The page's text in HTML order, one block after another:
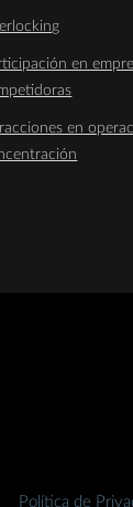
en
en
Política de